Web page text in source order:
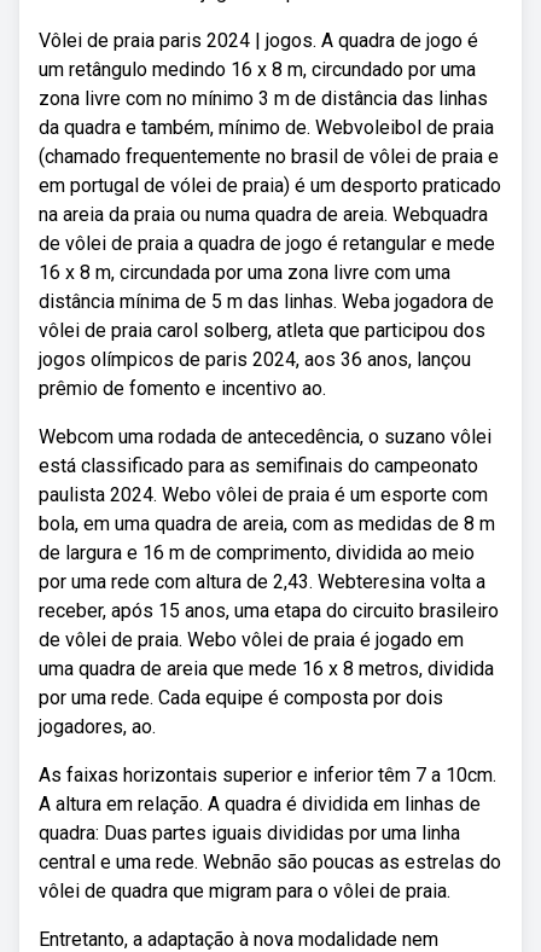
Vôlei de praia paris 2024 | jogos. A quadra de jogo é
um retângulo medindo 16 x 8 m, circundado por uma
zona livre com no mínimo 3 m de distância das linhas
da quadra e também, mínimo de. Webvoleibol de praia
(chamado frequentemente no brasil de vôlei de praia e
em portugal de vólei de praia) é um desporto praticado
na areia da praia ou numa quadra de areia. Webquadra
de vôlei de praia a quadra de jogo é retangular e mede
16 x 8 m, circundada por uma zona livre com uma
distância mínima de 5 m das linhas. Weba jogadora de
vôlei de praia carol solberg, atleta que participou dos
jogos olímpicos de paris 2024, aos 36 anos, lançou
prêmio de fomento e incentivo ao.
Webcom uma rodada de antecedência, o suzano vôlei
está classificado para as semifinais do campeonato
paulista 2024. Webo vôlei de praia é um esporte com
bola, em uma quadra de areia, com as medidas de 8 m
de largura e 16 m de comprimento, dividida ao meio
por uma rede com altura de 2,43. Webteresina volta a
receber, após 15 anos, uma etapa do circuito brasileiro
de vôlei de praia. Webo vôlei de praia é jogado em
uma quadra de areia que mede 16 x 8 metros, dividida
por uma rede. Cada equipe é composta por dois
jogadores, ao.
As faixas horizontais superior e inferior têm 7 a 10cm.
A altura em relação. A quadra é dividida em linhas de
quadra: Duas partes iguais divididas por uma linha
central e uma rede. Webnão são poucas as estrelas do
vôlei de quadra que migram para o vôlei de praia.
Entretanto, a adaptação à nova modalidade nem